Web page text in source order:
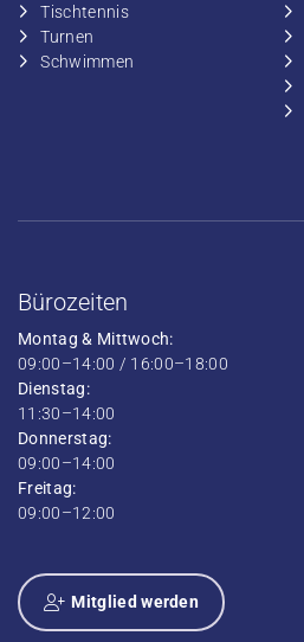
​Tischtennis
​​Turnen
​​Schwimmen
Bürozeiten
Montag & Mittwoch:
09:00–14:00 / 16:00–18:00
Dienstag:
11:30–14:00
Donnerstag:
09:00–14:00
Freitag:
09:00–12:00
Mitglied werden